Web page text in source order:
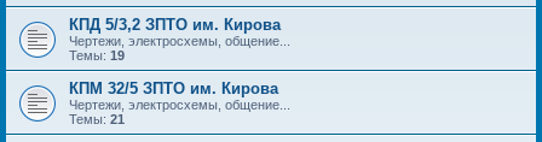
КПД 5/3,2 ЗПТО им. Кирова
Чертежи, электросхемы, общение...
Темы: 19
КПМ 32/5 ЗПТО им. Кирова
Чертежи, электросхемы, общение...
Темы: 21